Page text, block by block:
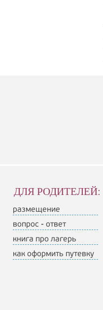
ДЛЯ РОДИТЕЛЕЙ:
размещение
вопрос - ответ
книга про лагерь
как оформить путевку